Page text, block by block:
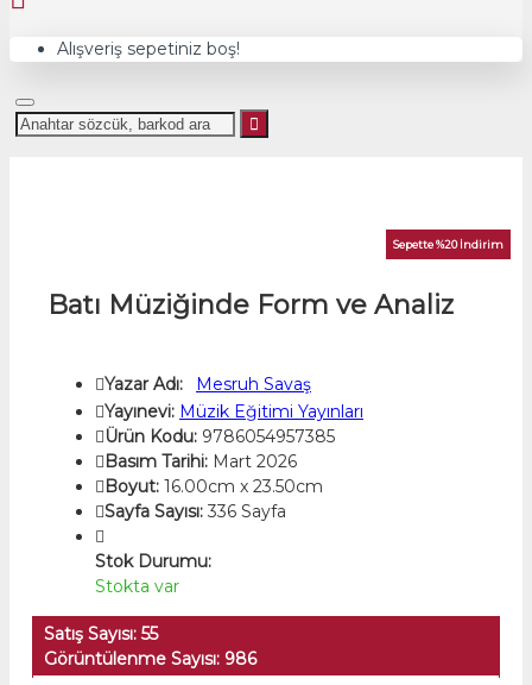
Alışveriş sepetiniz boş!
Sepette %20 İndirim
Batı Müziğinde Form ve Analiz
Yazar Adı:
Mesruh Savaş
Yayınevi: Müzik Eğitimi Yayınları
Ürün Kodu: 9786054957385
Basım Tarihi: Mart 2026
Boyut: 16.00cm x 23.50cm
Sayfa Sayısı: 336 Sayfa
Stok Durumu:
Stokta var
Satış Sayısı: 55
Görüntülenme Sayısı: 986